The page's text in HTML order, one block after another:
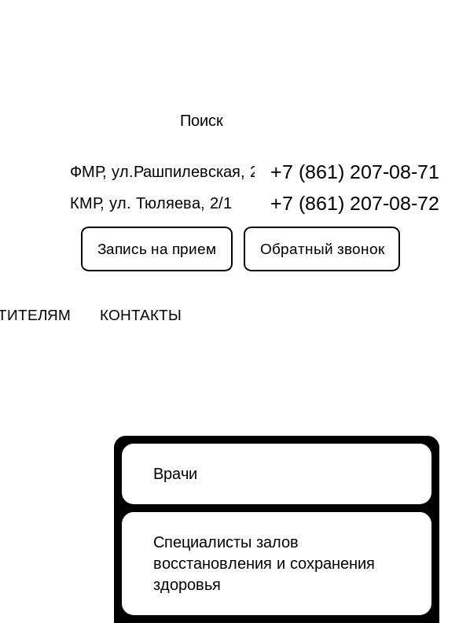
Поиск
ФМР, ул.Рашпилевская, 240+7 (861) 207-08-71
КМР, ул. Тюляева, 2/1 +7 (861) 207-08-72
Запись на прием Обратный звонок
КОНТАКТЫ
Врачи
Специалисты залов
восстановления и сохранения
здоровья